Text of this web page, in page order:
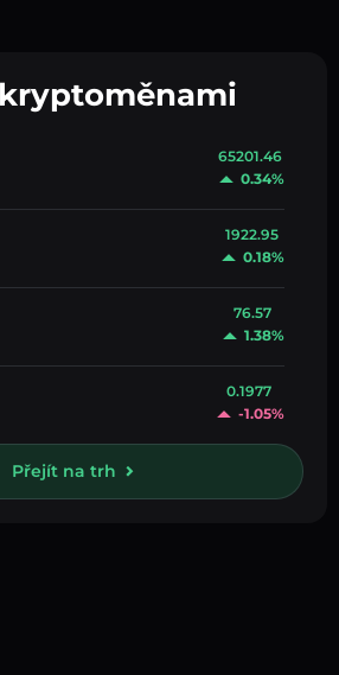
65201.46
0.34%
1922.95
0.18%
76.57
1.38%
0.1977
-1.05%
Přejít na trh